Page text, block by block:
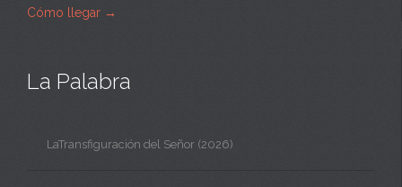
Cómo llegar →
La Palabra
LaTransfiguración del Señor (2026)